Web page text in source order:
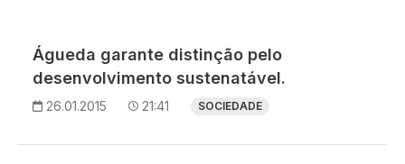
Águeda garante distinção pelo
desenvolvimento sustenatável.
26.01.2015 21:41 SOCIEDADE